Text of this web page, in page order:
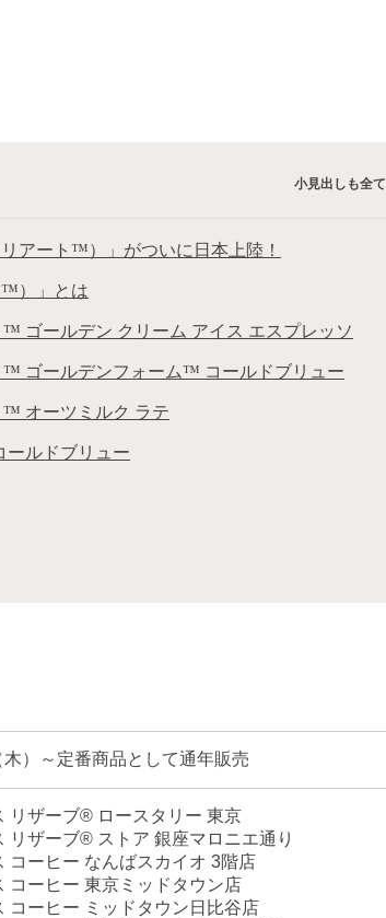
小見出しも全
アート™）」がついに日本上陸！
™）」とは
ゴールデン クリーム アイス エスプレッソ
ゴールデンフォーム™ コールドブリュー
™ オーツミルク ラテ
ルドブリュー
）～定番商品として通年販売
リザーブ® ロースタリー 東京
リザーブ® ストア 銀座マロニエ通り
コーヒー なんばスカイオ 3階店
コーヒー 東京ミッドタウン店
コーヒー ミッドタウン日比谷店